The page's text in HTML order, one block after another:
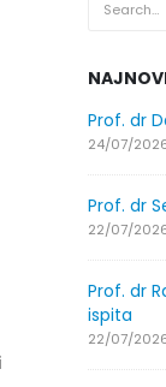
Prof. dr
24/07/
Prof. dr
22/07/
Prof. dr
ispita
22/07/